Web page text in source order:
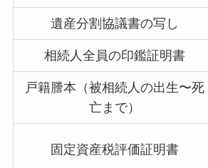
遺産分割協議書の写し
相続人全員の印鑑証明書
戸籍謄本（被相続人の出生〜死
亡まで）
固定資産税評価証明書